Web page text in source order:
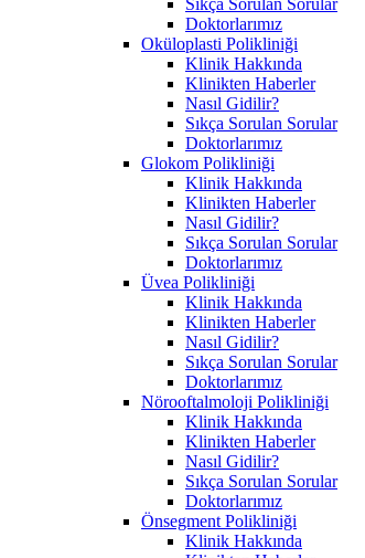
Doktorlarımız
Oküloplasti Polikliniği
Klinik Hakkında
Klinikten Haberler
Nasıl Gidilir?
Sıkça Sorulan Sorular
Doktorlarımız
Glokom Polikliniği
Klinik Hakkında
Klinikten Haberler
Nasıl Gidilir?
Sıkça Sorulan Sorular
Doktorlarımız
Üvea Polikliniği
Klinik Hakkında
Klinikten Haberler
Nasıl Gidilir?
Sıkça Sorulan Sorular
Doktorlarımız
Nörooftalmoloji Polikliniği
Klinik Hakkında
Klinikten Haberler
Nasıl Gidilir?
Sıkça Sorulan Sorular
Doktorlarımız
Önsegment Polikliniği
Klinik Hakkında